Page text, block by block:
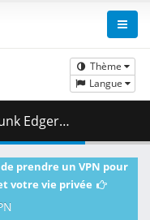
Thème
Langue
.mkv.002 ( 489.30 MB )
prendre un VPN pour
votre vie privée